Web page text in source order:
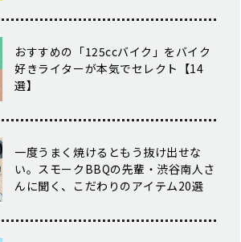
おすすめの「125ccバイク」をバイク
好きライターが本気でセレクト【14
選】
一度うまく焼けるともう抜け出せな
い。スモークBBQの先輩・渋谷南人さ
んに聞く、こだわりのアイテム20選